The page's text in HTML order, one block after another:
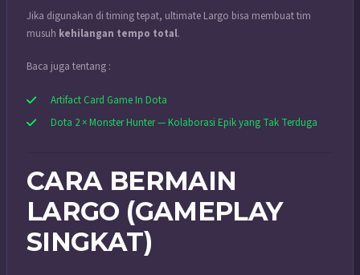
Jika digunakan di timing tepat, ultimate Largo bisa membuat tim
musuh kehilangan tempo total.
Baca juga tentang :
Artifact Card Game In Dota
Dota 2 × Monster Hunter — Kolaborasi Epik yang Tak Terduga
CARA BERMAIN
LARGO (GAMEPLAY
SINGKAT)